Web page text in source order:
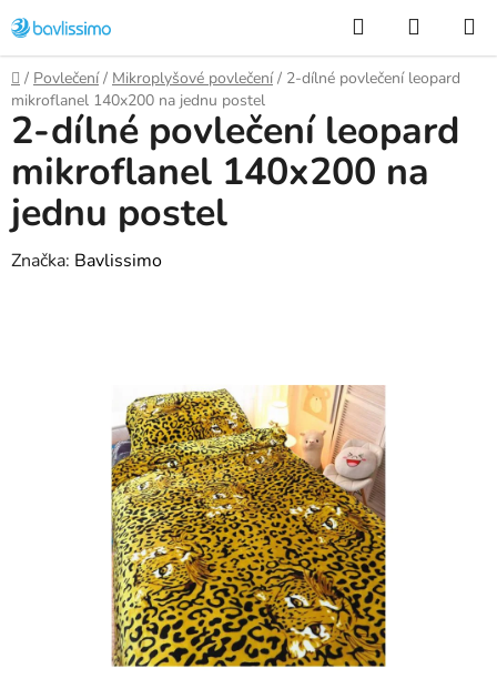
na
obsah
Hledat
KOŠÍK
Domů
/ Povlečení / Mikroplyšové povlečení / 2-dílné povlečení leopard
mikroflanel 140x200 na jednu postel
2-dílné povlečení leopard
mikroflanel 140x200 na
jednu postel
Značka: Bavlissimo